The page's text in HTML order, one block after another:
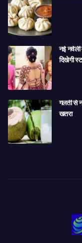
नई नवेली
दिखेगी
गलती से
खतरा